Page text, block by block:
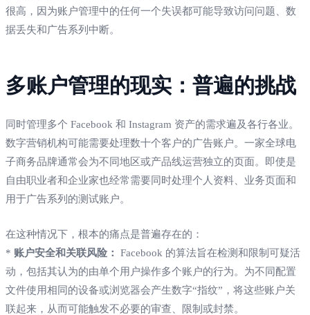
很高，因为账户管理中的任何一个失误都可能导致访问问题、数
据丢失和广告系列中断。
多账户管理的现实：普遍的挑战
同时管理多个 Facebook 和 Instagram 资产的需求遍及各行各业。
数字营销机构可能需要处理数十个客户的广告账户。一家全球电
子商务品牌通常会为不同地区或产品线运营独立的页面。即使是
自由职业者和企业家也经常需要同时处理个人资料、业务页面和
用于广告系列的测试账户。
在这种情况下，根本的痛点是普遍存在的：
* 账户安全和关联风险：
Facebook 的算法旨在检测和限制可疑活
动，包括其认为的由单个用户操作多个账户的行为。为不同配置
文件使用相同的设备或浏览器会产生数字“指纹”，将这些账户关
联起来，从而可能触发不必要的审查、限制或封禁。